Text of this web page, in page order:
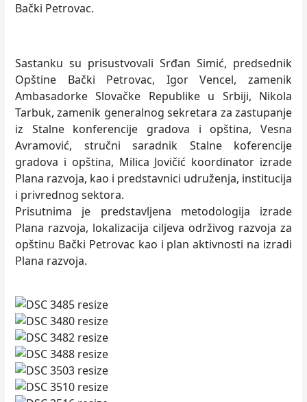
Bački Petrovac.
Sastanku su prisustvovali Srđan Simić, predsednik
Opštine Bački Petrovac, Igor Vencel, zamenik
Ambasadorke Slovačke Republike u Srbiji, Nikola
Tarbuk, zamenik generalnog sekretara za zastupanje
iz Stalne konferencije gradova i opština, Vesna
Avramović, stručni saradnik Stalne koferencije
gradova i opština, Milica Jovičić koordinator izrade
Plana razvoja, kao i predstavnici udruženja, institucija
i privrednog sektora.
Prisutnima je predstavljena metodologija izrade
Plana razvoja, lokalizacija ciljeva održivog razvoja za
opštinu Bački Petrovac kao i plan aktivnosti na izradi
Plana razvoja.